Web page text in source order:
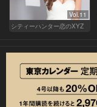
Vol.11
シティーハンター恋のXYZ